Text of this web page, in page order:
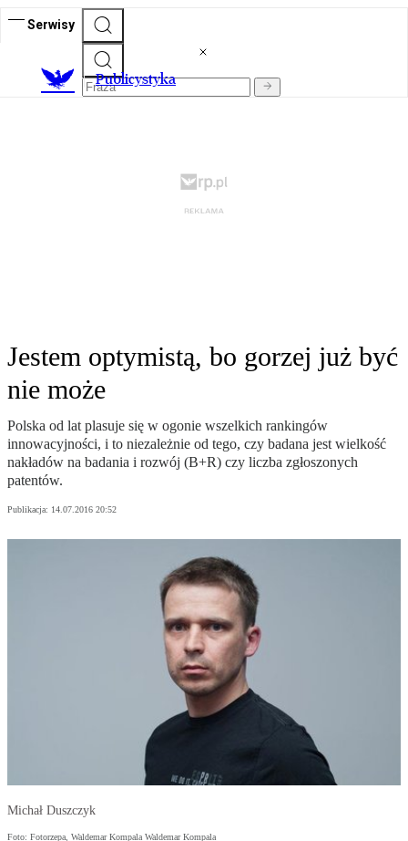
Serwisy
Publicystyka
Jestem optymistą, bo gorzej już być
nie może
Polska od lat plasuje się w ogonie wszelkich rankingów
innowacyjności, i to niezależnie od tego, czy badana jest wielkość
nakładów na badania i rozwój (B+R) czy liczba zgłoszonych
patentów.
Publikacja: 14.07.2016 20:52
Michał Duszczyk
Foto: Fotorzepa, Waldemar Kompala Waldemar Kompala